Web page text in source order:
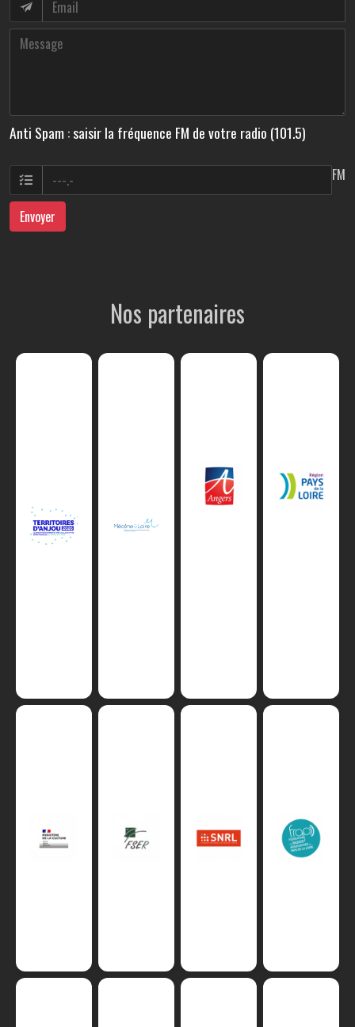
Anti Spam : saisir la fréquence FM de votre radio (101.5)
FM
Envoyer
Nos partenaires